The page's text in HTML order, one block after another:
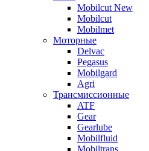
Mobilcut New
Mobilcut
Mobilmet
Моторные
Delvac
Pegasus
Mobilgard
Agri
Трансмиссионные
ATF
Gear
Gearlube
Mobilfluid
Mobiltrans